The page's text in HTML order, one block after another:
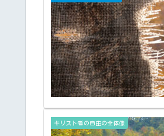
キリスト者の自由の全体像